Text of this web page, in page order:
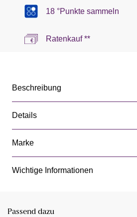
18 °Punkte sammeln
Ratenkauf **
Beschreibung
Details
Marke
Wichtige Informationen
Passend dazu